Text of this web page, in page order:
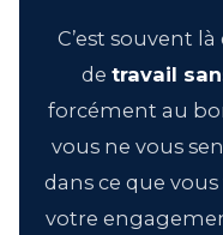
C’est souvent
de travail
forcément au
vous ne vous
dans ce que
votre